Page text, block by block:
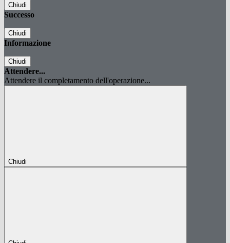
Chiudi
Successo
Chiudi
Informazione
Chiudi
Attendere...
Attendere il completamento dell'operazione...
Chiudi